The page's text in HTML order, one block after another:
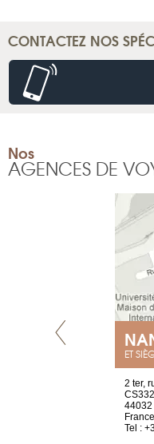
CONTACTEZ NOS
Nos
AGENCES DE
ET
2 ter,
44032
France
Tel :